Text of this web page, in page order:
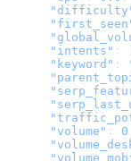
      "intents"
:
      "keyword"
:
      "volume"
: 0